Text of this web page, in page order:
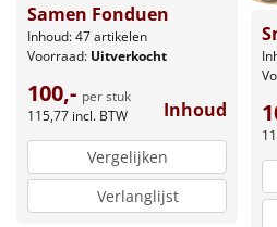
Samen Fonduen
Inhoud: 47 artikelen
Voorraad: Uitverkocht
100,- per stuk
115,77 incl. BTW Inhoud
Vergelijken
Verlanglijst